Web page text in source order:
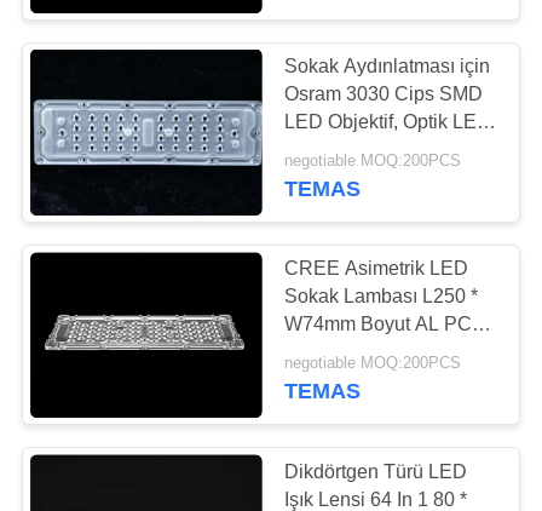
DAVALAR
BIR
İNDIRIM
İSTE
HARITASI
POLITIKASI
Led Stadyum Işıkları
20
Doğrusal LED
Sokak Aydınlatması için
Osram 3030 Cips SMD
LED Objektif, Optik LED
Lambız Lensleri TYPE2-
S
negotiable MOQ:200PCS
TEMAS
CREE Asimetrik LED
Sokak Lambası L250 *
W74mm Boyut AL PCB
negotiable MOQ:200PCS
TEMAS
Dikdörtgen Türü LED
Işık Lensi 64 In 1 80 *